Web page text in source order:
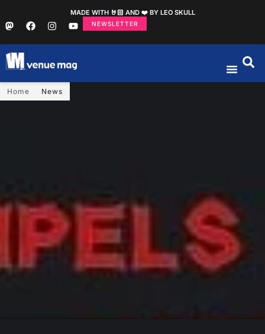
MADE WITH 🤘🏻 AND ❤️ BY LEO SKULL
NEWSLETTER
Home News